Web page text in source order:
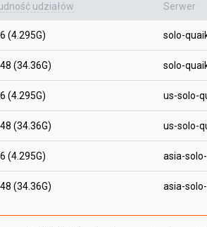
udziałów Serwer
(4.295G) solo-
(34.36G) solo-
(4.295G) us-solo-
(34.36G) us-solo-
(4.295G) asia-
(34.36G) asia-